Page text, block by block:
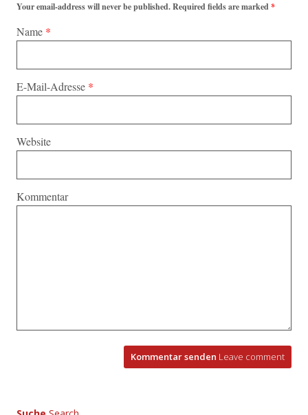
Your email-address will never be published. Required fields are marked*
Name *
E-Mail-Adresse *
Website
Kommentar
Kommentar senden Leave comment